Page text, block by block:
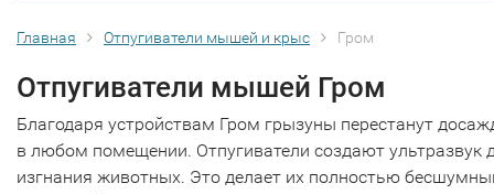
Главная Отпугиватели мышей и крыс Гром
Отпугиватели мышей Гром
Благодаря устройствам Гром грызуны перестанут
в любом помещении. Отпугиватели создают ультразвук
изгнания животных. Это делает их полностью